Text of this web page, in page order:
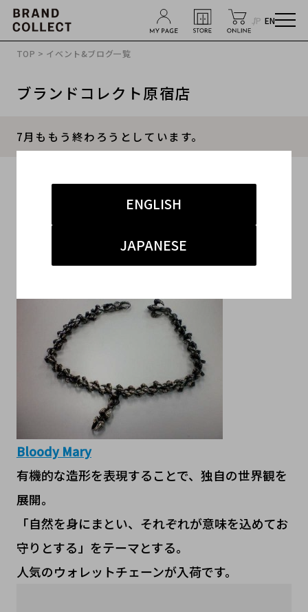
JP EN
ENGLISH
JAPANESE
TOP > イベント&ブログ一覧
ブランドコレクト原宿店
7月ももう終わろうとしています。
みなさん、こんばんわ。
本日はさっそくのご紹介。
Bloody Mary
有機的な造形を表現することで、独自の世界観を
展開。
「自然を身にまとい、それぞれが意味を込めてお
守りとする」をテーマとする。
人気のウォレットチェーンが入荷です。